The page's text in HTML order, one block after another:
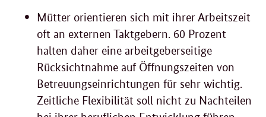
Mütter orientieren sich mit ihrer Arbeitszeit
oft an externen Taktgebern. 60 Prozent
halten daher eine arbeitgeberseitige
Rücksichtnahme auf Öffnungszeiten von
Betreuungseinrichtungen für sehr wichtig.
Zeitliche Flexibilität soll nicht zu Nachteilen